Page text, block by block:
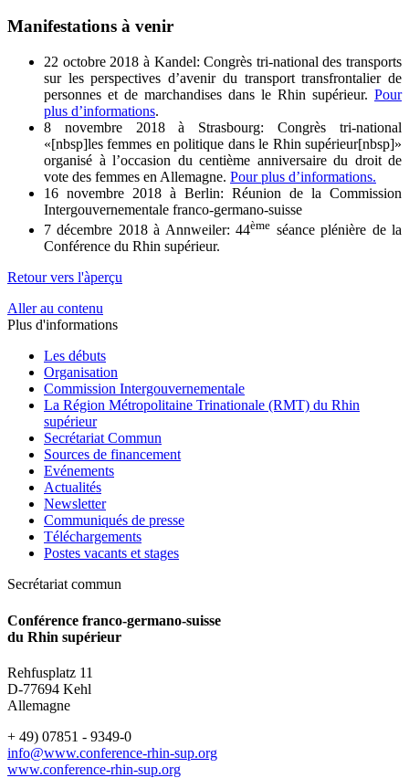
Manifestations à venir
22 octobre 2018 à Kandel: Congrès tri-national des transports
sur les perspectives d’avenir du transport transfrontalier de
personnes et de marchandises dans le Rhin supérieur. Pour
plus d’informations.
8 novembre 2018 à Strasbourg: Congrès tri-national
«[nbsp]les femmes en politique dans le Rhin supérieur[nbsp]»
organisé à l’occasion du centième anniversaire du droit de
vote des femmes en Allemagne. Pour plus d’informations.
16 novembre 2018 à Berlin: Réunion de la Commission
Intergouvernementale franco-germano-suisse
7 décembre 2018 à Annweiler: 44ème séance plénière de la
Conférence du Rhin supérieur.
Retour vers l'àperçu
Aller au contenu
Plus d'informations
Les débuts
Organisation
Commission Intergouvernementale
La Région Métropolitaine Trinationale (RMT) du Rhin
supérieur
Secrétariat Commun
Sources de financement
Evénements
Actualités
Newsletter
Communiqués de presse
Téléchargements
Postes vacants et stages
Secrétariat commun
Conférence franco-germano-suisse
du Rhin supérieur
Rehfusplatz 11
D-77694 Kehl
Allemagne
+ 49) 07851 - 9349-0
info@www.conference-rhin-sup.org
www.conference-rhin-sup.org